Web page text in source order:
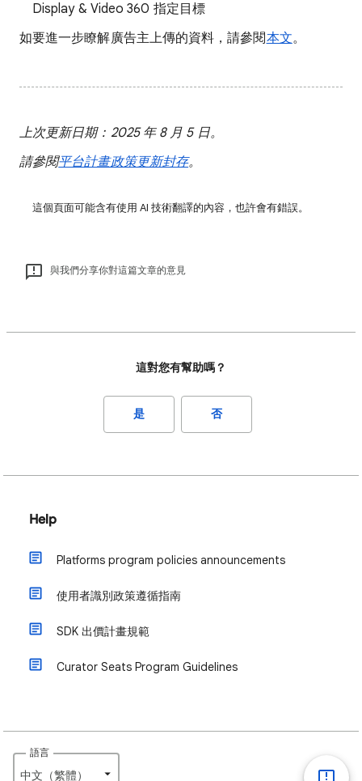
Display & Video 360 指定目標
如要進一步瞭解廣告主上傳的資料，請參閱本文。
上次更新日期：2025 年 8 月 5 日。
請參閱平台計畫政策更新封存。
這個頁面可能含有使用 AI 技術翻譯的內容，也許會有錯誤。
與我們分享你對這篇文章的意見
這對您有幫助嗎？
是 否
Help
Platforms program policies announcements
使用者識別政策遵循指南
SDK 出價計畫規範
Curator Seats Program Guidelines
語言
中文（繁體）‎